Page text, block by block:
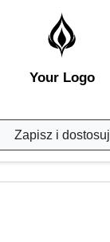
Your Logo
Zapisz i dostosuj